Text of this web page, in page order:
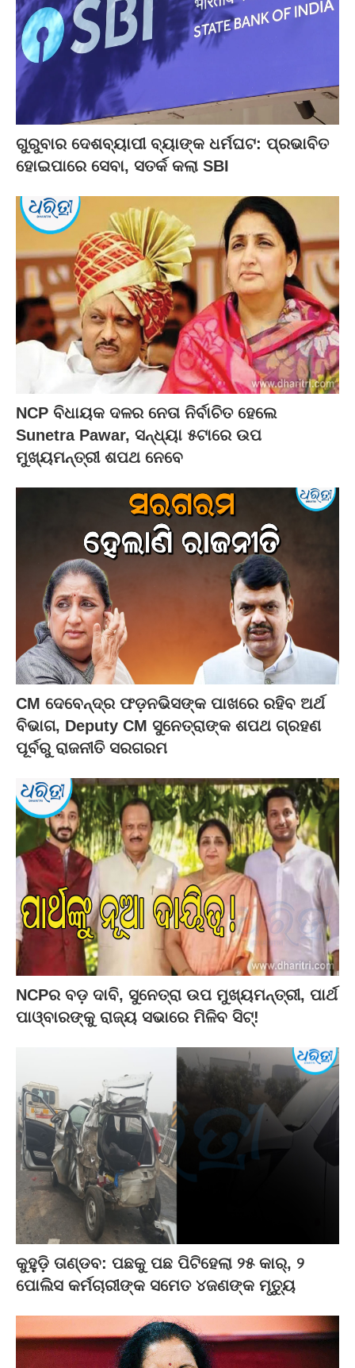
ଗୁରୁବାର ଦେଶବ୍ୟାପୀ ବ୍ୟାଙ୍କ ଧର୍ମଘଟ: ପ୍ରଭାବିତ
ହୋଇପାରେ ସେବା, ସତର୍କ କଲା SBI
NCP ବିଧାୟକ ଦଳର ନେତା ନିର୍ବାଚିତ ହେଲେ
Sunetra Pawar, ସନ୍ଧ୍ୟା ୫ଟାରେ ଉପ
ମୁଖ୍ୟମନ୍ତ୍ରୀ ଶପଥ ନେବେ
CM ଦେବେନ୍ଦ୍ର ଫଡ଼ନଭିସଙ୍କ ପାଖରେ ରହିବ ଅର୍ଥ
ବିଭାଗ, Deputy CM ସୁନେତ୍ରାଙ୍କ ଶପଥ ଗ୍ରହଣ
ପୂର୍ବରୁ ରାଜନୀତି ସରଗରମ
NCPର ବଡ଼ ଦାବି, ସୁନେତ୍ରା ଉପ ମୁଖ୍ୟମନ୍ତ୍ରୀ, ପାର୍ଥ
ପାଓ୍ବାରଙ୍କୁ ରାଜ୍ୟ ସଭାରେ ମିଳିବ ସିଟ୍‌!
କୁହୁଡ଼ି ତାଣ୍ଡବ: ପଛକୁ ପଛ ପିଟିହେଲା ୨୫ କାର୍, ୨
ପୋଲିସ କର୍ମଚାରୀଙ୍କ ସମେତ ୪ଜଣଙ୍କ ମୃତ୍ୟୁ